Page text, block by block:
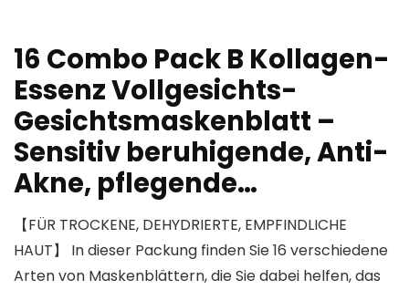
16 Combo Pack B Kollagen-
Essenz Vollgesichts-
Gesichtsmaskenblatt –
Sensitiv beruhigende, Anti-
Akne, pflegende…
【FÜR TROCKENE, DEHYDRIERTE, EMPFINDLICHE
HAUT】 In dieser Packung finden Sie 16 verschiedene
Arten von Maskenblättern, die Sie dabei helfen, das